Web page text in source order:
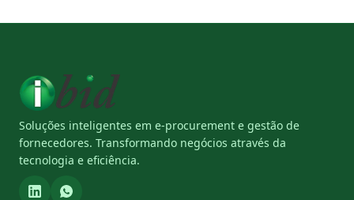
Soluções inteligentes em e-procurement e gestão de
fornecedores. Transformando negócios através da
tecnologia e eficiência.